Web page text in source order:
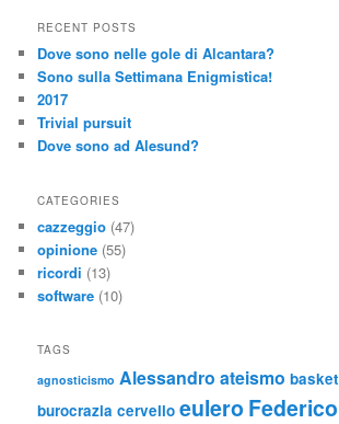
RECENT POSTS
Dove sono nelle gole di Alcantara?
Sono sulla Settimana Enigmistica!
2017
Trivial pursuit
Dove sono ad Alesund?
CATEGORIES
cazzeggio (47)
opinione (55)
ricordi (13)
software (10)
TAGS
agnosticismo Alessandro ateismo basket
burocrazia cervello eulero Federico